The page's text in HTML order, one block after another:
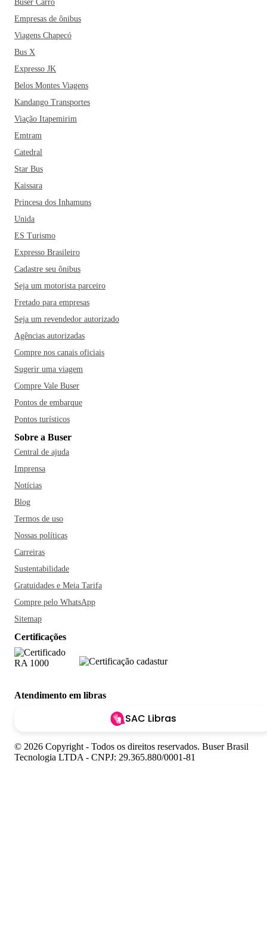
reumatismo e é por isso que a cidade também é conhecida
como Cidade Saúde. A Praia de Areia Preta é muito
procurada, pelo maior acúmulo de areia monazítica.
a economia de Guarapari seja atualmente influenciada pelo
passagem e conhecer esse paraíso que é Guarapari, não
pode deixar de inserir no roteiro alguns lugares imperdíveis
para conhecer, como a Praia das Castanheiras, a Praia de
Peracanga, a Praia de Meaípe, a Praia dos Namorados e a
Praia Enseada Azul. Quem viaja para Guarapari também
estão o Gaeta, o Cantinho da Curuca, o Dal Mare
Restaurante e a Casa Marracini. E aí, já reservou a sua
passagem de ônibus para Guarapari?
Buser Carro
Empresas de ônibus
Viagens Chapecó
Bus X
Expresso JK
Belos Montes Viagens
Kandango Transportes
Viação Itapemirim
Emtram
Catedral
Star Bus
Kaissara
Princesa dos Inhamuns
Unida
ES Turismo
Expresso Brasileiro
Cadastre seu ônibus
Seja um motorista parceiro
Fretado para empresas
Seja um revendedor autorizado
Agências autorizadas
Compre nos canais oficiais
Sugerir uma viagem
Compre Vale Buser
Pontos de embarque
Pontos turísticos
Sobre a Buser
Central de ajuda
Imprensa
Notícias
Blog
Termos de uso
Nossas políticas
Carreiras
Sustentabilidade
Gratuidades e Meia Tarifa
Compre pelo WhatsApp
Sitemap
Certificações
Atendimento em libras
SAC Libras
© 2026 Copyright - Todos os direitos reservados. Buser Brasil
Tecnologia LTDA - CNPJ: 29.365.880/0001-81